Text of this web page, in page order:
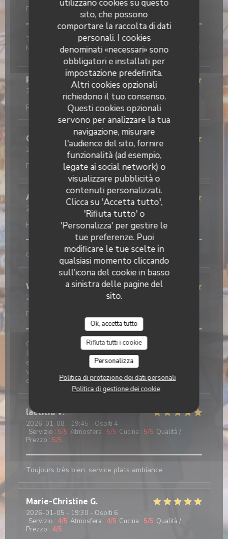
utilizzano cookies su questo
sito, che possono
comportare la raccolta di dati
personali. I cookies
denominati «necessari» sono
obbligatori e installati per
impostazione predefinita.
Altri cookies opzionali
richiedono il tuo consenso.
Questi cookies opzionali
servono per analizzare la tua
navigazione, misurare
l'audience del sito, fornire
funzionalità (ad esempio,
legate ai social network) o
visualizzare pubblicità o
contenuti personalizzati.
Clicca su 'Accetta tutto',
'Rifiuta tutto' o
'Personalizza' per gestire le
tue preferenze. Puoi
modificare le tue scelte in
qualsiasi momento cliccando
sull'icona del cookie in basso
a sinistra delle pagine del
sito.
Ok, accetta tutto
Rifiuta tutti i cookie
Personalizza
Politica di protezione dei dati personali
Politica di gestione dei cookie
Prezzo
Tout est très bon, l’accueil, les plats et le service.
Mention excellent pour le tiramisu pistache, un régal !
Pascal
2026-01-10
- 19:00 - Ospiti 2
/5 Atmosfera:4 /5 Cucina:5/5 Qualità /
Prezzo
Cécilia
2026-01-10
- 12:30 - Ospiti 3
/5 Atmosfera: 5/5 Cucina: 5/5 Qualità /
Prezzo
Alan
2026-01-09
- 20:00 - Ospiti 2
Atmosfera:5/5 Cucina :5
Prezzo
/5
Comme tjs, convivial et excellent
Wolfgang
F
2026-01-09
- 12:30 - Ospiti 2
Prezzo
Cela fait 20 ans que j‘y vais, seul et avec des amis….
Jamais déçu. Les suggestions Du jours sont parfaites
et présentées comme il le faut… service adorable et
vu l‘affluence parfois un peu débordé…ambiance
chalet et cosy
laetitia V
2026-01-08 - 19:45 - Ospiti 4
Servizio : 5/5 Atmosfera : 5/5 Cucina : 5/5 Qualità /
Prezzo : 5/5
Toujours très bien: service plats ambiance
Marie-Christine G
2026-01-05 - 19:30 - Ospiti 6
Servizio : 4/5 Atmosfera : 4/5 Cucina : 5/5 Qualità /
Prezzo : 4/5
Il Caravaggio